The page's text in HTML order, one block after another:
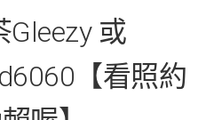
或
【看照約